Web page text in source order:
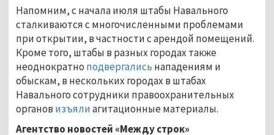
Напомним, с начала июля штабы Навального
сталкиваются с многочисленными проблемами
при открытии, в частности с арендой помещений.
Кроме того, штабы в разных городах также
неоднократно подвергались нападениям и
обыскам, в нескольких городах в штабах
Навального сотрудники правоохранительных
органов изъялиагитационные материалы.
Агентство новостей «Между строк»